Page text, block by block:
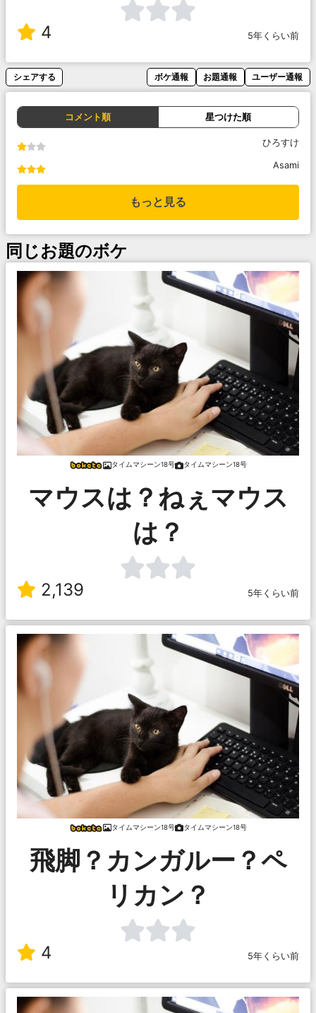
4 5年くらい前
シェアする ボケ通報 お題通報 ユーザー通報
コメント順 星つけた順
ひろすけ
Asami
もっと見る
同じお題のボケ
タイムマシーン18号 タイムマシーン18号
マウスは？ねぇマウス
は？
2,139 5年くらい前
タイムマシーン18号 タイムマシーン18号
飛脚？カンガルー？ペ
リカン？
4 5年くらい前